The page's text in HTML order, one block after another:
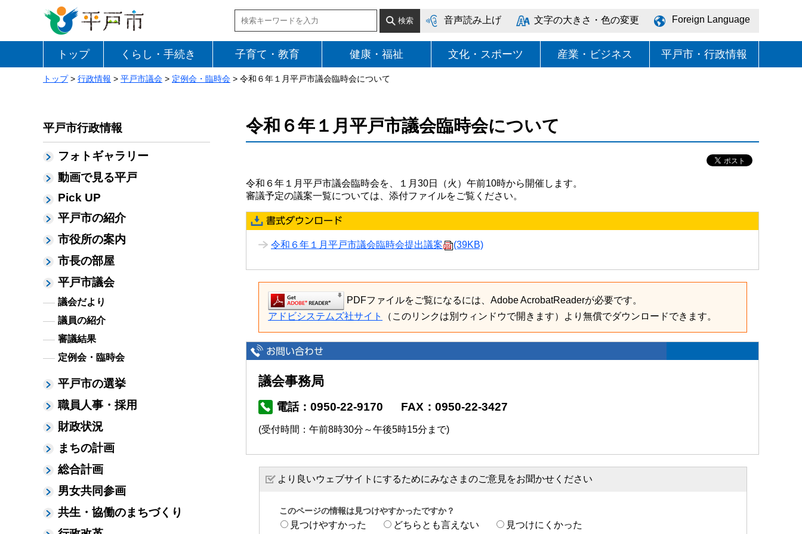
音声読み上げ 文字の大きさ・色の変更 Foreign Language
トップ くらし・手続き 子育て・教育 健康・福祉 文化・スポーツ 産業・ビジネス 平戸市・行政情報
トップ> 行政情報 > 平戸市議会 > 定例会・臨時会 > 令和６年１月平戸市議会臨時会について
平戸市行政情報
フォトギャラリー
動画で見る平戸
Pick UP
平戸市の紹介
市役所の案内
市長の部屋
平戸市議会
議会だより
議員の紹介
審議結果
定例会・臨時会
平戸市の選挙
職員人事・採用
財政状況
まちの計画
総合計画
男女共同参画
共生・協働のまちづくり
令和６年１月平戸市議会臨時会について
令和６年１月平戸市議会臨時会を、１月30日（火）午前10時から開催します。
審議予定の議案一覧については、添付ファイルをご覧ください。
令和６年１月平戸市議会臨時会提出議案 (39KB)
PDFファイルをご覧になるには、Adobe AcrobatReaderが必要です。
アドビシステムズ社サイト
（このリンクは別ウィンドウで開きます）より無償でダウンロードできます。
議会事務局
電話：0950-22-9170 FAX：0950-22-3427
(受付時間：午前8時30分～午後5時15分まで)
より良いウェブサイトにするためにみなさまのご意見をお聞かせください
このページの情報は見つけやすかったですか？
見つけやすかった どちらとも言えない 見つけにくかった